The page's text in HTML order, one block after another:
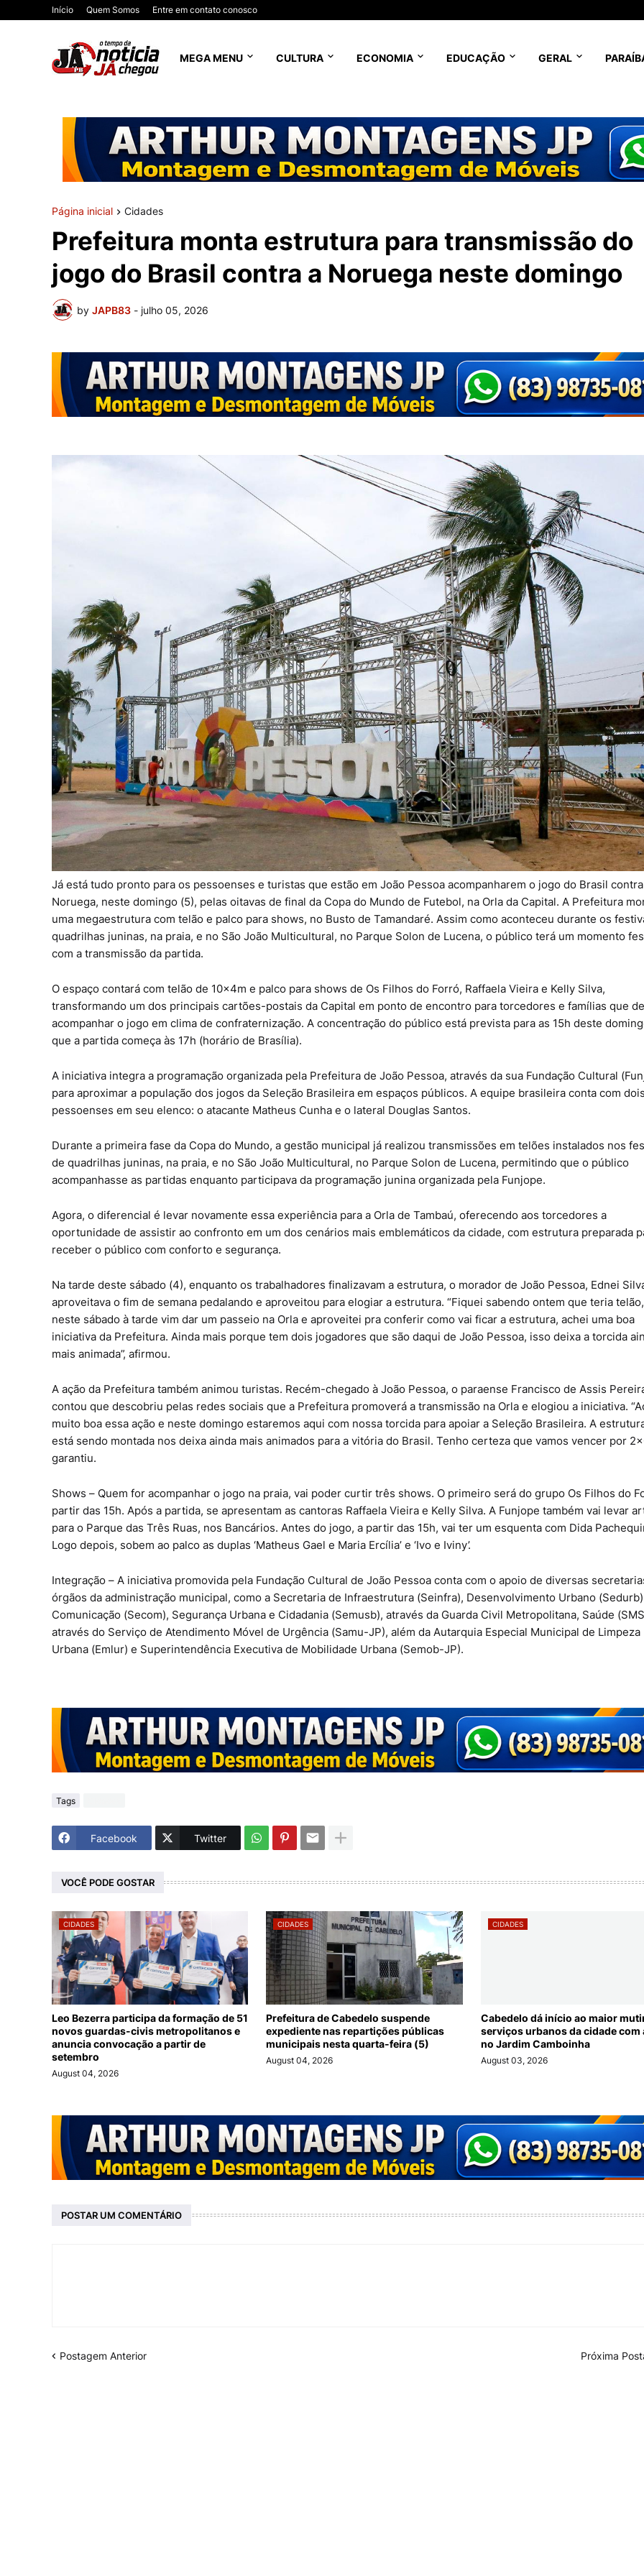
Início Quem Somos Entre em contato conosco
MEGA MENU CULTURA ECONOMIA EDUCAÇÃO GERAL
Página inicial Cidades
Prefeitura monta estrutura para transmissão do
jogo do Brasil contra a Noruega neste domingo
by JAPB83 - julho 05, 2026
Já está tudo pronto para os pessoenses e turistas que estão em João Pessoa acompanharem o jogo do Brasil
Noruega, neste domingo (5), pelas oitavas de final da Copa do Mundo de Futebol, na Orla da Capital. A Prefeitura
uma megaestrutura com telão e palco para shows, no Busto de Tamandaré. Assim como aconteceu durante os
quadrilhas juninas, na praia, e no São João Multicultural, no Parque Solon de Lucena, o público terá um momento
com a transmissão da partida.
O espaço contará com telão de 10x4m e palco para shows de Os Filhos do Forró, Raffaela Vieira e Kelly Silva,
transformando um dos principais cartões-postais da Capital em ponto de encontro para torcedores e famílias que
acompanhar o jogo em clima de confraternização. A concentração do público está prevista para as 15h deste
que a partida começa às 17h (horário de Brasília).
A iniciativa integra a programação organizada pela Prefeitura de João Pessoa, através da sua Fundação Cultural
para aproximar a população dos jogos da Seleção Brasileira em espaços públicos. A equipe brasileira conta com
pessoenses em seu elenco: o atacante Matheus Cunha e o lateral Douglas Santos.
Durante a primeira fase da Copa do Mundo, a gestão municipal já realizou transmissões em telões instalados nos
de quadrilhas juninas, na praia, e no São João Multicultural, no Parque Solon de Lucena, permitindo que o público
acompanhasse as partidas enquanto participava da programação junina organizada pela Funjope.
Agora, o diferencial é levar novamente essa experiência para a Orla de Tambaú, oferecendo aos torcedores a
oportunidade de assistir ao confronto em um dos cenários mais emblemáticos da cidade, com estrutura preparada
receber o público com conforto e segurança.
Na tarde deste sábado (4), enquanto os trabalhadores finalizavam a estrutura, o morador de João Pessoa, Ednei
aproveitava o fim de semana pedalando e aproveitou para elogiar a estrutura. “Fiquei sabendo ontem que teria
neste sábado à tarde vim dar um passeio na Orla e aproveitei pra conferir como vai ficar a estrutura, achei uma boa
iniciativa da Prefeitura. Ainda mais porque tem dois jogadores que são daqui de João Pessoa, isso deixa a torcida
mais animada”, afirmou.
A ação da Prefeitura também animou turistas. Recém-chegado à João Pessoa, o paraense Francisco de Assis
contou que descobriu pelas redes sociais que a Prefeitura promoverá a transmissão na Orla e elogiou a iniciativa.
muito boa essa ação e neste domingo estaremos aqui com nossa torcida para apoiar a Seleção Brasileira. A
está sendo montada nos deixa ainda mais animados para a vitória do Brasil. Tenho certeza que vamos vencer por
garantiu.
Shows – Quem for acompanhar o jogo na praia, vai poder curtir três shows. O primeiro será do grupo Os Filhos do
partir das 15h. Após a partida, se apresentam as cantoras Raffaela Vieira e Kelly Silva. A Funjope também vai levar
para o Parque das Três Ruas, nos Bancários. Antes do jogo, a partir das 15h, vai ter um esquenta com Dida
Logo depois, sobem ao palco as duplas ‘Matheus Gael e Maria Ercília’ e ‘Ivo e Iviny’.
Integração – A iniciativa promovida pela Fundação Cultural de João Pessoa conta com o apoio de diversas
órgãos da administração municipal, como a Secretaria de Infraestrutura (Seinfra), Desenvolvimento Urbano
Comunicação (Secom), Segurança Urbana e Cidadania (Semusb), através da Guarda Civil Metropolitana, Saúde
através do Serviço de Atendimento Móvel de Urgência (Samu-JP), além da Autarquia Especial Municipal de Limpeza
Urbana (Emlur) e Superintendência Executiva de Mobilidade Urbana (Semob-JP).
Tags
Facebook Twitter
VOCÊ PODE GOSTAR
CIDADES
Leo Bezerra participa da formação de 51
novos guardas-civis metropolitanos e
anuncia convocação a partir de
setembro
August 04, 2026
CIDADES
Prefeitura de Cabedelo suspende
expediente nas repartições públicas
municipais nesta quarta-feira (5)
August 04, 2026
CIDADES
Cabedelo dá início ao maior
serviços urbanos da cidade com
no Jardim Camboinha
August 03, 2026
POSTAR UM COMENTÁRIO
Postagem Anterior Próxima